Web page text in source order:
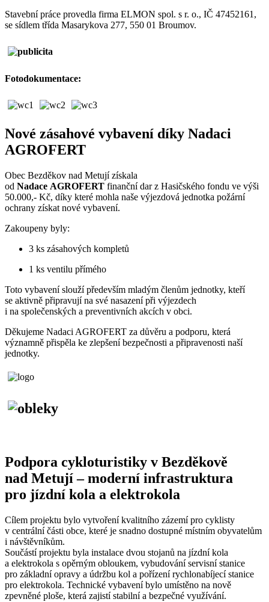
Stavební práce provedla firma ELMON spol. s r. o., IČ 47452161,
se sídlem třída Masarykova 277, 550 01 Broumov.
Fotodokumentace:
Nové zásahové vybavení díky Nadaci
AGROFERT
Obec Bezděkov nad Metují získala
od Nadace AGROFERT finanční dar z Hasičského fondu ve výši
50.000,- Kč, díky které mohla naše výjezdová jednotka požární
ochrany získat nové vybavení.
Zakoupeny byly:
3 ks zásahových kompletů
1 ks ventilu přímého
Toto vybavení slouží především mladým členům jednotky, kteří
se aktivně připravují na své nasazení při výjezdech
i na společenských a preventivních akcích v obci.
Děkujeme Nadaci AGROFERT za důvěru a podporu, která
významně přispěla ke zlepšení bezpečnosti a připravenosti naší
jednotky.
Podpora cykloturistiky v Bezděkově
nad Metují – moderní infrastruktura
pro jízdní kola a elektrokola
Cílem projektu bylo vytvoření kvalitního zázemí pro cyklisty
v centrální části obce, které je snadno dostupné místním obyvatelům
i návštěvníkům.
Součástí projektu byla instalace dvou stojanů na jízdní kola
a elektrokola s opěrným obloukem, vybudování servisní stanice
pro základní opravy a údržbu kol a pořízení rychlonabíjecí stanice
pro elektrokola. Technické vybavení bylo umístěno na nově
zpevněné ploše, která zajistí stabilní a bezpečné využívání.